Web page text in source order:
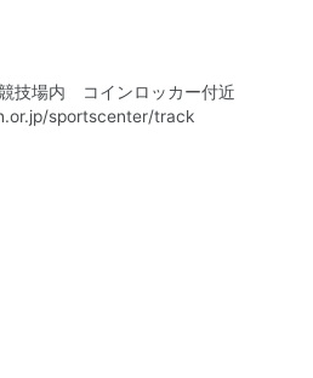
技場内 コインロッカー付近
sportscenter/track